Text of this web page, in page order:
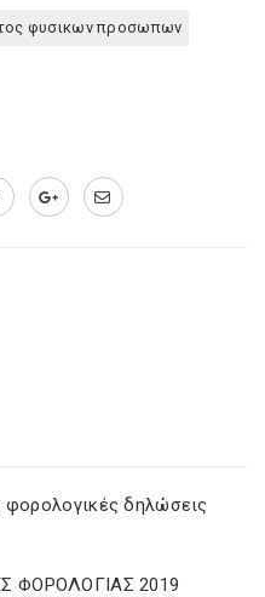
φυσικων προσωπων
φορολογικές δηλώσεις
ΦΟΡΟΛΟΓΙΑΣ 2019